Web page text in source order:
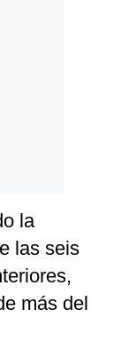
la
las seis
más del